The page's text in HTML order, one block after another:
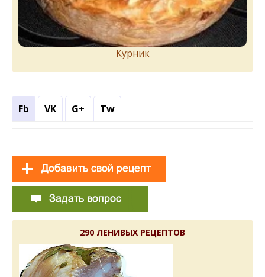
Курник
Fb VK G+ Tw
290 ЛЕНИВЫХ РЕЦЕПТОВ